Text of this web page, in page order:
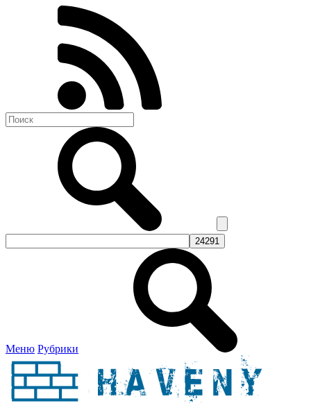
Меню Рубрики